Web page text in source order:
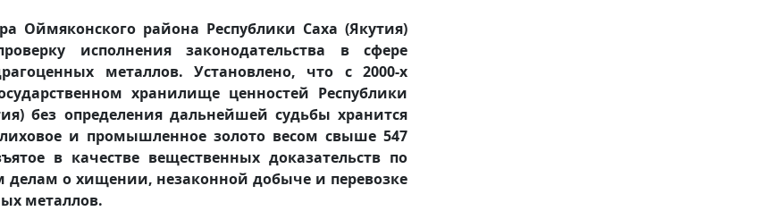
Оймяконского района Республики Саха (Якутия)
исполнения законодательства в сфере
металлов. Установлено, что с 2000-х
хранилище ценностей Республики
без определения дальнейшей судьбы хранится
и промышленное золото весом свыше 547
в качестве вещественных доказательств по
делам о хищении, незаконной добыче и перевозке
металлов.